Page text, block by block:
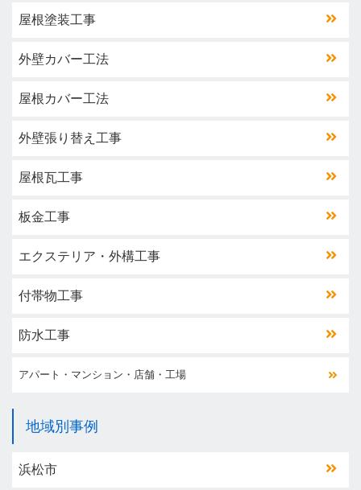
屋根塗装工事
外壁カバー工法
屋根カバー工法
外壁張り替え工事
屋根瓦工事
板金工事
エクステリア・外構工事
付帯物工事
防水工事
アパート・マンション・店舗・工場
地域別事例
浜松市